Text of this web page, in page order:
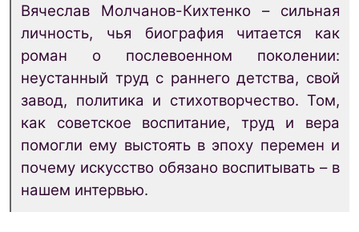
Вячеслав Молчанов-Кихтенко – сильная
личность, чья биография читается как
роман о послевоенном поколении:
неустанный труд с раннего детства, свой
завод, политика и стихотворчество. Том,
как советское воспитание, труд и вера
помогли ему выстоять в эпоху перемен и
почему искусство обязано воспитывать – в
нашем интервью.